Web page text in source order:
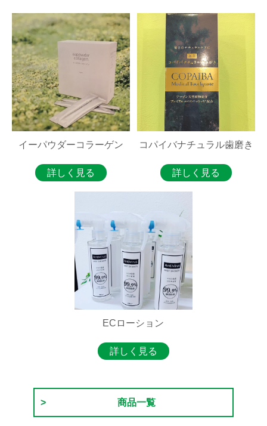
イーパウダーコラーゲン
詳しく見る
コパイバナチュラル歯磨き
詳しく見る
ECローション
詳しく見る
商品一覧